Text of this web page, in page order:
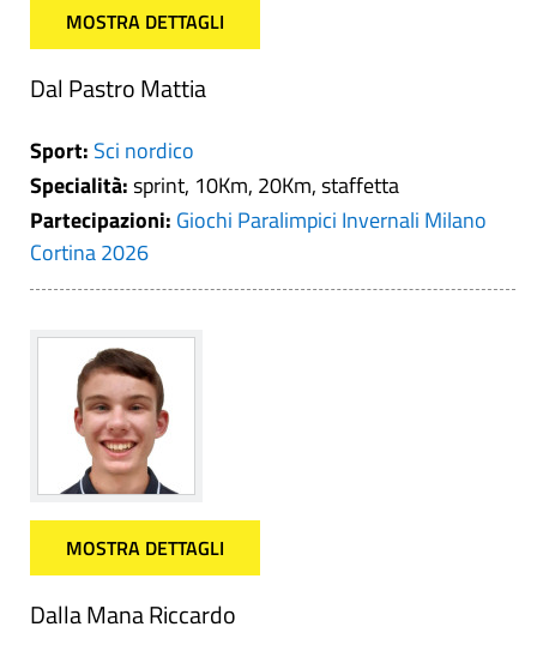
MOSTRA DETTAGLI
Dal Pastro Mattia
Sport: Sci nordico
Specialità:sprint, 10Km, 20Km, staffetta
Partecipazioni: Giochi Paralimpici Invernali Milano
Cortina 2026
MOSTRA DETTAGLI
Dalla Mana Riccardo